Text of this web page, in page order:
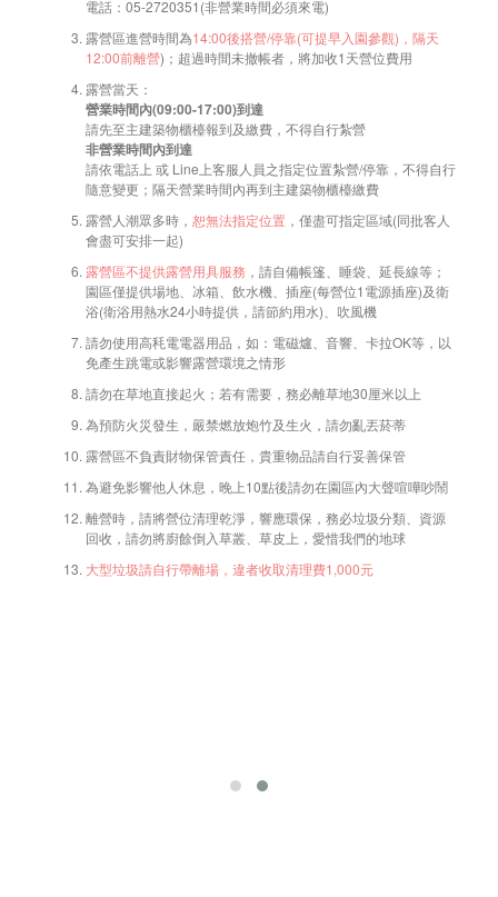
電話：05-2720351(非營業時間必須來電)
露營區進營時間為14:00後搭營/停靠(可提早入園參觀)，隔天
12:00前離營)；超過時間未撤帳者，將加收1天營位費用
露營當天：
營業時間內(09:00-17:00)到達
請先至主建築物櫃檯報到及繳費，不得自行紮營
非營業時間內到達
請依電話上 或 Line上客服人員之指定位置紮營/停靠，不得自行
隨意變更；隔天營業時間內再到主建築物櫃檯繳費
露營人潮眾多時， 恕無法指定位置 ，僅盡可指定區域(同批客人
會盡可安排一起)
露營區不提供露營用具服務 ，請自備帳篷、睡袋、延長線等；
園區僅提供場地、冰箱、飲水機、插座(每營位1電源插座)及衛
浴(衛浴用熱水24小時提供，請節約用水)、吹風機
請勿使用高秏電電器用品，如：電磁爐、音響、卡拉OK等，以
免產生跳電或影響露營環境之情形
請勿在草地直接起火；若有需要，務必離草地30厘米以上
為預防火災發生，嚴禁燃放炮竹及生火，請勿亂丟菸蒂
露營區不負責財物保管責任，貴重物品請自行妥善保管
為避免影響他人休息，晚上10點後請勿在園區內大聲喧嘩吵鬧
離營時，請將營位清理乾淨，響應環保，務必垃圾分類、資源
回收，請勿將廚餘倒入草叢、草皮上，愛惜我們的地球
大型垃圾請自行帶離場，違者收取清理費1,000元